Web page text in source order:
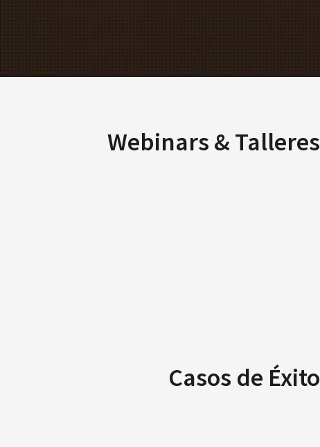
Webinars & Talleres
Casos de Éxito